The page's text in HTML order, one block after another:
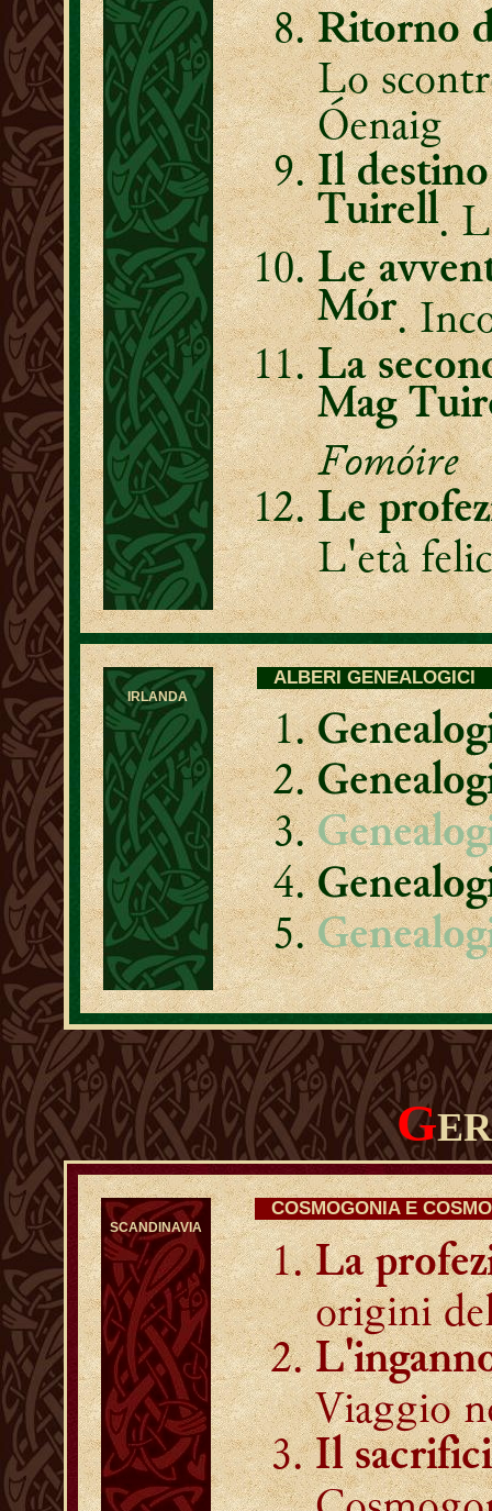
Ritorno
Lo
Óenaig
Il
Tuirell.
Le
Mór.
La
Mag
Fomóire
Le
L'età
IRLANDA
ALBERI GENEALOGICI
G
SCANDINAVIA
COSMOGONIA E
La
origini
Viaggio
Il